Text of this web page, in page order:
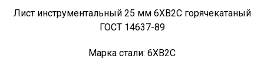
Лист инструментальный 25 мм 6ХВ2С горячекатаный
ГОСТ 14637-89
Марка стали: 6ХВ2С